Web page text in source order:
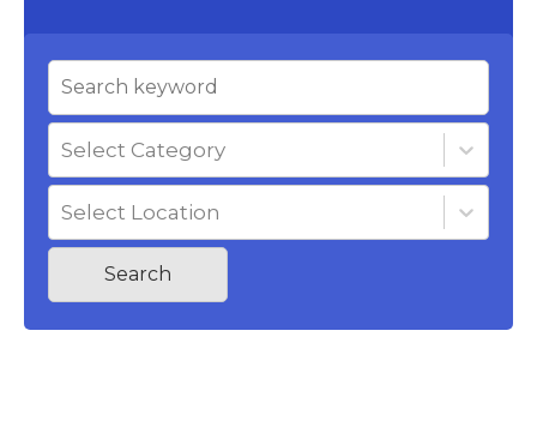
Select Category
Select Location
Search